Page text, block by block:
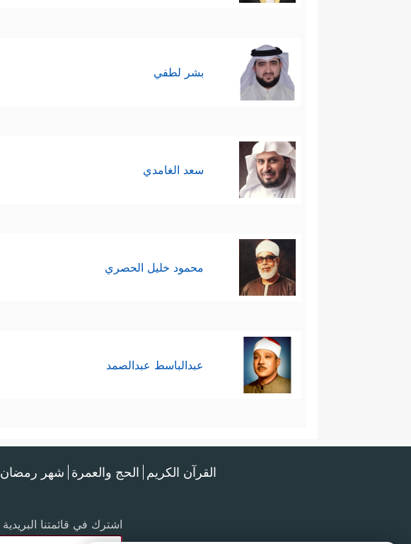
بشر لطفي
سعد الغامدي
محمود خليل الحصري
عبدالباسط عبدالصمد
القرآن الكريم الحج والعمرة شهر رمضان
اشترك في قائمتنا البريدية